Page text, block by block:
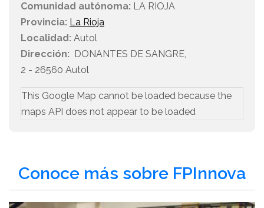
Comunidad autónoma: LA RIOJA
Provincia: La Rioja
Localidad: Autol
Dirección: DONANTES DE SANGRE,
2 - 26560 Autol
This Google Map cannot be loaded because the
maps API does not appear to be loaded
Conoce más sobre FPInnova